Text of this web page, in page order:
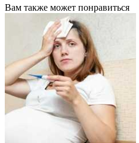
Вам также может понравиться